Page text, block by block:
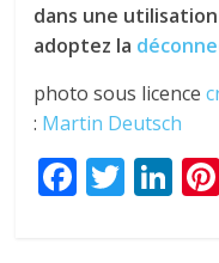
dans une
adoptez la
photo sous licence
: Martin Deutsch
F T Li